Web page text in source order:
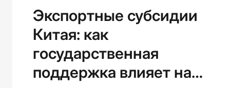
Шелковый путь
Промышленность
провинций Китая
Фабрики мира
Склады и
Экспортные субсидии
Китая: как
государственная
поддержка влияет на